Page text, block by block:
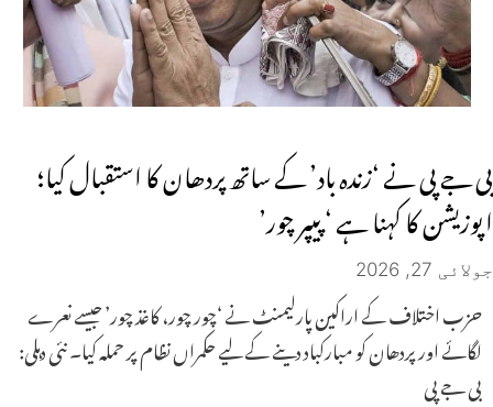
بی جے پی نے ‘زندہ باد’ کے ساتھ پردھان کا استقبال کیا؛
اپوزیشن کا کہنا ہے ‘پیپر چور’
جولائی 27, 2026
حزب اختلاف کے اراکین پارلیمنٹ نے ‘چور چور، کاغذ چور’ جیسے نعرے
لگائے اور پردھان کو مبارکباد دینے کے لیے حکمراں نظام پر حملہ کیا۔ نئی دہلی:
بی جے پی